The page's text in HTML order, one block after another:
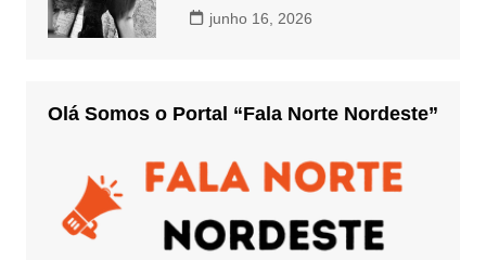
junho 16, 2026
Olá Somos o Portal “Fala Norte Nordeste”